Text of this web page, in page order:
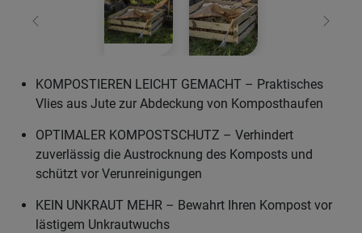
Zurück Weiter
KOMPOSTIEREN LEICHT GEMACHT – Praktisches
Vlies aus Jute zur Abdeckung von Komposthaufen
OPTIMALER KOMPOSTSCHUTZ – Verhindert
zuverlässig die Austrocknung des Komposts und
schützt vor Verunreinigungen
KEIN UNKRAUT MEHR – Bewahrt Ihren Kompost vor
lästigem Unkrautwuchs